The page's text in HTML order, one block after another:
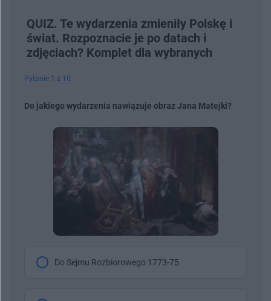
QUIZ. Te wydarzenia zmieniły Polskę i
świat. Rozpoznacie je po datach i
zdjęciach? Komplet dla wybranych
Pytanie 1 z 10
Do jakiego wydarzenia nawiązuje obraz Jana Matejki?
Do Sejmu Rozbiorowego 1773-75